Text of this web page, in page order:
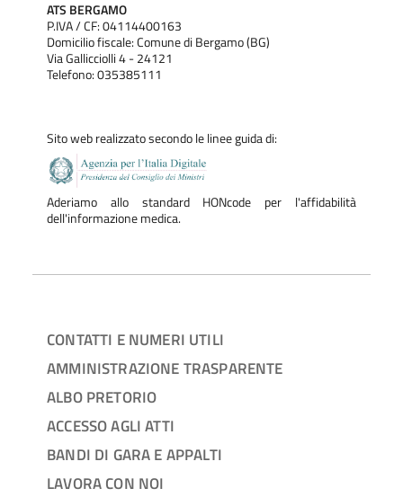
ATS BERGAMO
P.IVA / CF: 04114400163
Domicilio fiscale: Comune di Bergamo (BG)
Via Gallicciolli 4 - 24121
Telefono: 035385111
Sito web realizzato secondo le linee guida di:
Aderiamo allo standard HONcode per l'affidabilità
dell'informazione medica.
CONTATTI E NUMERI UTILI
AMMINISTRAZIONE TRASPARENTE
ALBO PRETORIO
ACCESSO AGLI ATTI
BANDI DI GARA E APPALTI
LAVORA CON NOI